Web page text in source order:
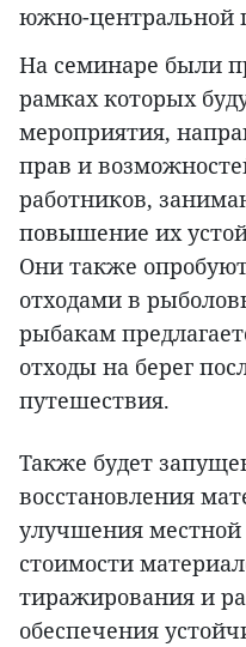
южно-центральной
На семинаре были
рамках которых
мероприятия,
прав и
работников,
повышение их
Они также
отходами в
рыбакам
отходы на берег
путешествия.
Также будет
восстановления
улучшения местной
стоимости
тиражирования и
обеспечения